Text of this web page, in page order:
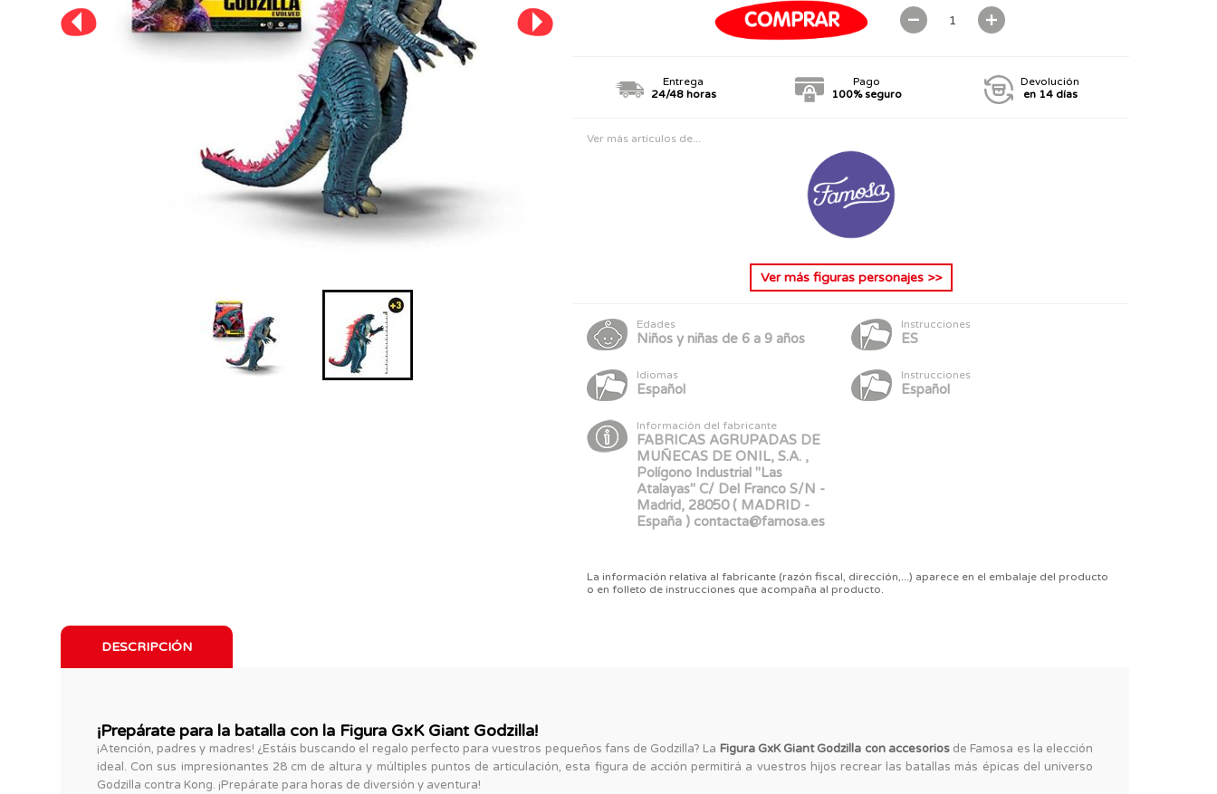
Entrega
24/48 horas
Pago
100% seguro
Devolución
en 14 días
Ver más artículos de...
Ver másfiguras personajes >>
Edades
Niños y niñas de 6 a 9 años
Instrucciones
ES
Idiomas
Español
Instrucciones
Español
Información del fabricante
FABRICAS AGRUPADAS DE
MUÑECAS DE ONIL, S.A. ,
Polígono Industrial "Las
Atalayas" C/ Del Franco S/N -
Madrid, 28050 ( MADRID -
España ) contacta@famosa.es
La información relativa al fabricante (razón fiscal, dirección,...) aparece en el embalaje del producto
o en folleto de instrucciones que acompaña al producto.
DESCRIPCIÓN
¡Prepárate para la batalla con la Figura GxK Giant Godzilla!
¡Atención, padres y madres! ¿Estáis buscando el regalo perfecto para vuestros pequeños fans de Godzilla? La Figura GxK Giant Godzilla con accesoriosde Famosa es la elección
ideal. Con sus impresionantes 28 cm de altura y múltiples puntos de articulación, esta figura de acción permitirá a vuestros hijos recrear las batallas más épicas del universo
Godzilla contra Kong. ¡Prepárate para horas de diversión y aventura!